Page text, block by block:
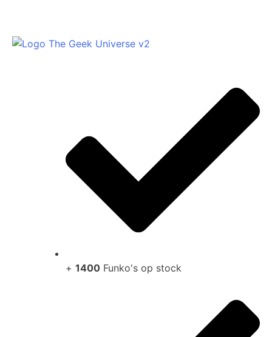
+ 1400 Funko's op stock